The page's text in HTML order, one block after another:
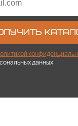
данных